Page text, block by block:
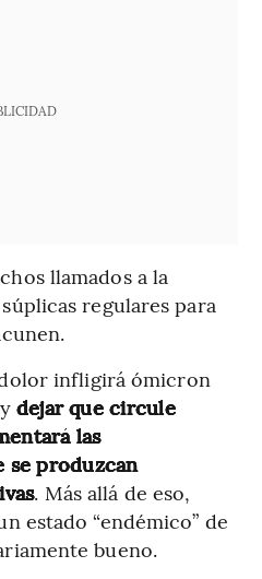
llamados a la
regulares para
infligirá ómicron
dejar que circule
las
se produzcan
. Más allá de eso,
estado “endémico” de
bueno.